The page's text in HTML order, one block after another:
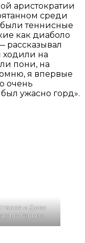
аристократии
среди
теннисные
как диаболо
рассказывал
ходили на
пони, на
я впервые
очень
ужасно горд».
и Дики
в теннис